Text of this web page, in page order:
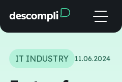
IT INDUSTRY 11.06.2024